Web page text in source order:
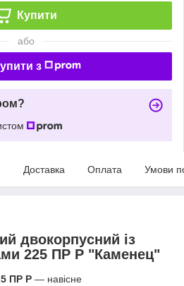
Купити
або
з
Доставка Оплата Умови
двокорпусний із
225 ПР Р "Каменец"
ПР Р — навісне